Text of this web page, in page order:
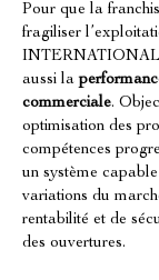
Pour que la
fragiliser
aussi la
commerciale.
optimisation des
compétences
un système capable
variations du
rentabilité et de
des ouvertures.